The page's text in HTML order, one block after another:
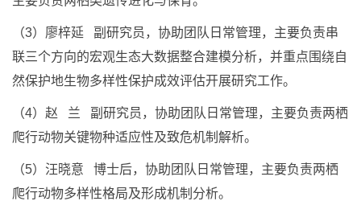
（3）廖梓延 副研究员，协助团队日常管理，主要负责串
联三个方向的宏观生态大数据整合建模分析，并重点围绕自
然保护地生物多样性保护成效评估开展研究工作。
（4）赵 兰 副研究员，协助团队日常管理，主要负责两栖
爬行动物关键物种适应性及致危机制解析。
（5）汪晓意 博士后，协助团队日常管理，主要负责两栖
爬行动物多样性格局及形成机制分析。